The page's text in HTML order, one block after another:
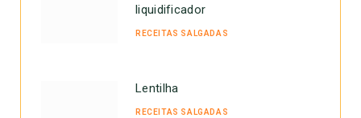
liquidificador
RECEITAS SALGADAS
Lentilha
RECEITAS SALGADAS